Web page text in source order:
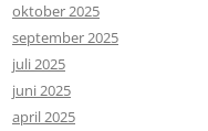
oktober 2025
september 2025
juli 2025
juni 2025
april 2025